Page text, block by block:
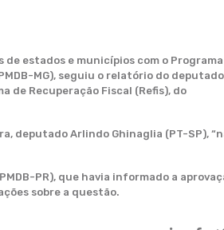
de estados e municípios com o
MG), seguiu o relatório do deputado
de Recuperação Fiscal (Refis), do
deputado Arlindo Ghinaglia (PT-SP),
PR), que havia informado a
sobre a questão.